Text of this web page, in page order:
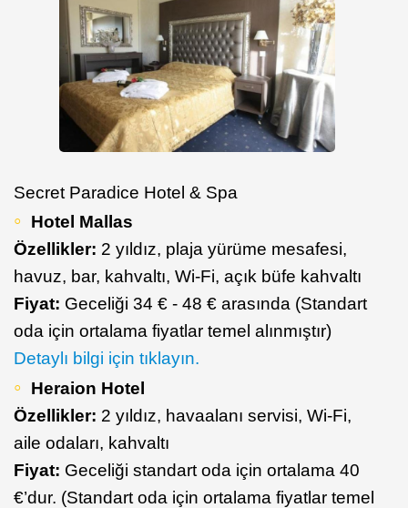
Secret Paradice Hotel & Spa
Hotel Mallas
Özellikler: 2 yıldız, plaja yürüme mesafesi,
havuz, bar, kahvaltı, Wi-Fi, açık büfe kahvaltı
Fiyat: Geceliği 34 € - 48 € arasında (Standart
oda için ortalama fiyatlar temel alınmıştır)
Detaylı bilgi için tıklayın.
Heraion Hotel
Özellikler: 2 yıldız, havaalanı servisi, Wi-Fi,
aile odaları, kahvaltı
Fiyat: Geceliği standart oda için ortalama 40
€’dur. (Standart oda için ortalama fiyatlar temel